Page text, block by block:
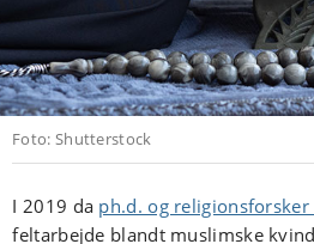
Foto: Shutterstock
I 2019 da ph.d. og religionsforsker
feltarbejde blandt muslimske